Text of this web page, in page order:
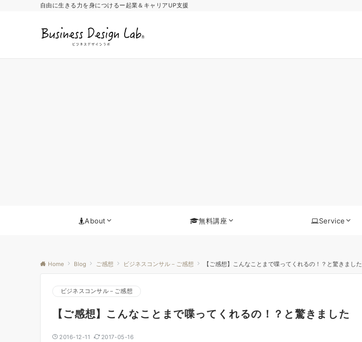
自由に生きる力を身につけるー起業＆キャリアUP支援
About 無料講座 Service
Home Blog ご感想 ビジネスコンサル－ご感想 【ご感想】こんなことまで喋ってくれるの！？と驚きました
ビジネスコンサル－ご感想
【ご感想】こんなことまで喋ってくれるの！？と驚きました
2016-12-11 2017-05-16